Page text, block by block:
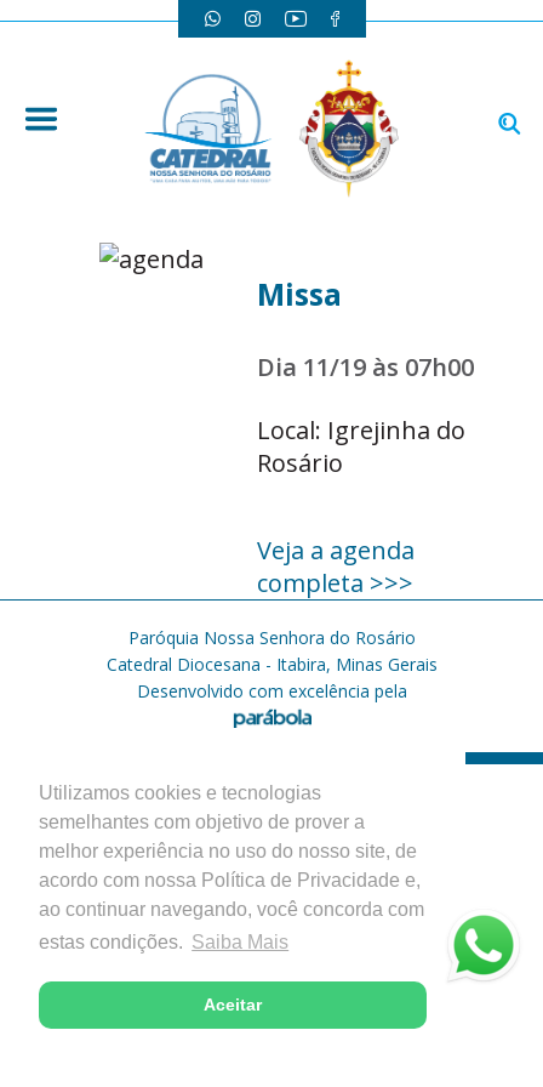
Utilizamos cookies e tecnologias
semelhantes com objetivo de prover a
melhor experiência no uso do nosso site, de
acordo com nossa Política de Privacidade e,
ao continuar navegando, você concorda com
estas condições. Saiba Mais
Aceitar
Missa
Dia 11/19 às 07h00
Local: Igrejinha do
Rosário
Veja a agenda
completa >>>
Paróquia Nossa Senhora do Rosário
Catedral Diocesana - Itabira, Minas Gerais
Desenvolvido com excelência pela